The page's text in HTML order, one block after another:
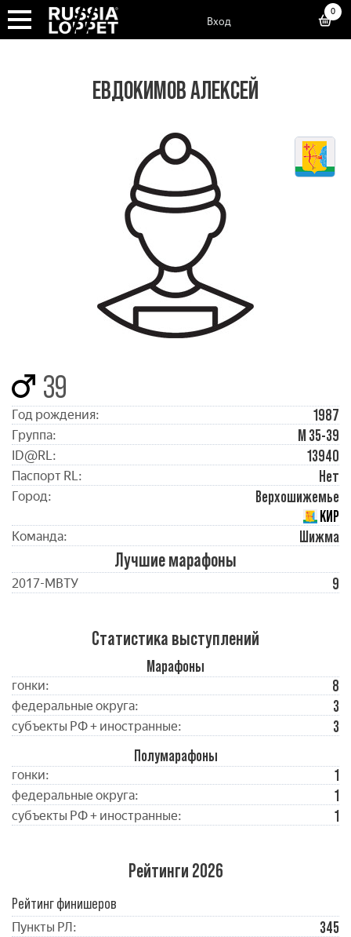
Вход
0
ЕВДОКИМОВ АЛЕКСЕЙ
39
Год рождения: 1987
Группа: М 35-39
ID@RL: 13940
Паспорт RL: Нет
Город:
Верхошижемье
КИР
Команда: Шижма
Лучшие марафоны
2017-МВТУ 9
Статистика выступлений
Марафоны
гонки: 8
федеральные округа: 3
субъекты РФ + иностранные:
3
Полумарафоны
гонки: 1
федеральные округа: 1
субъекты РФ + иностранные: 1
Рейтинги 2026
Рейтинг финишеров
Пункты РЛ: 345